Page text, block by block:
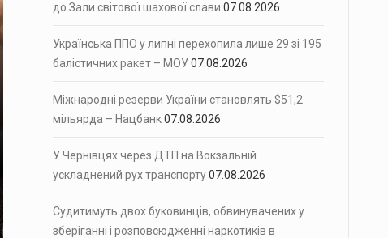
до Зали світової шахової слави 07.08.2026
Українська ППО у липні перехопила лише 29 зі 195
балістичних ракет – МОУ07.08.2026
Міжнародні резерви України становлять $51,2
мільярда – Нацбанк07.08.2026
У Чернівцях через ДТП на Вокзальній
ускладнений рух транспорту07.08.2026
Судитимуть двох буковинців, обвинувачених у
зберіганні і розповсюдженні наркотиків в